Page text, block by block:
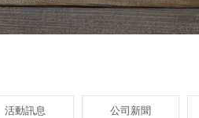
活動訊息 公司新聞